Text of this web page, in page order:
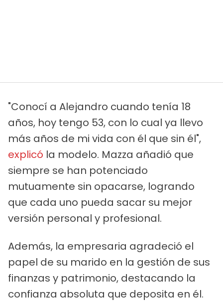
"Conocí a Alejandro cuando tenía 18
años, hoy tengo 53, con lo cual ya llevo
más años de mi vida con él que sin él",
explicó la modelo. Mazza añadió que
siempre se han potenciado
mutuamente sin opacarse, logrando
que cada uno pueda sacar su mejor
versión personal y profesional.
Además, la empresaria agradeció el
papel de su marido en la gestión de sus
finanzas y patrimonio, destacando la
confianza absoluta que deposita en él.